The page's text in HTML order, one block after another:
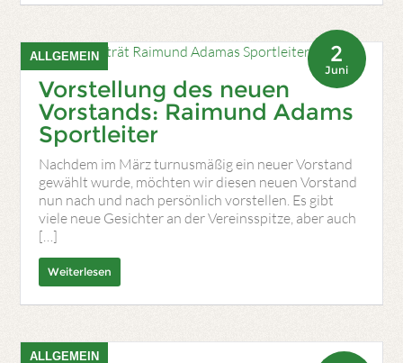
ALLGEMEIN 2
Juni
Vorstellung des neuen
Vorstands: Raimund Adams
Sportleiter
Nachdem im März turnusmäßig ein neuer Vorstand
gewählt wurde, möchten wir diesen neuen Vorstand
nun nach und nach persönlich vorstellen. Es gibt
viele neue Gesichter an der Vereinsspitze, aber auch
[…]
Weiterlesen
ALLGEMEIN